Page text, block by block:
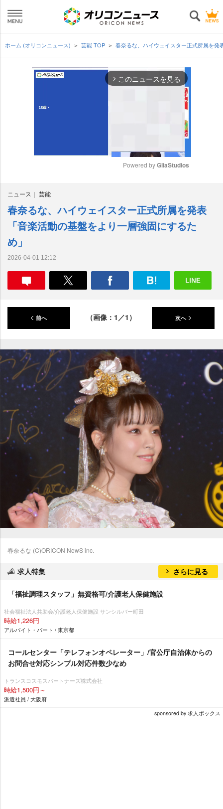
ホーム (オリコンニュース) 芸能 TOP 春奈るな、ハイウェイスター正式所属を
arrow_forward_ios このニュースを見る
e
Powered by GliaStudios
ニュース 芸能
春奈るな、ハイウェイスター正式所属を発表
「音楽活動の基盤をより一層強固にするた
め」
2026-04-01 12:12
前へ （画像：1／1） 次へ
春奈るな (C)ORICON NewS inc.
求人特集 さらに見る
「福祉調理スタッフ」無資格可/介護老人保健施設
社会福祉法人共助会/介護老人保健施設 サンシルバー町田
時給1,226円
アルバイト・パート / 東京都
コールセンター「テレフォンオペレーター」/官公庁自治体からの
お問合せ対応シンプル対応件数少なめ
トランスコスモスパートナーズ株式会社
時給1,500円～
派遣社員 / 大阪府
sponsored by 求人ボックス